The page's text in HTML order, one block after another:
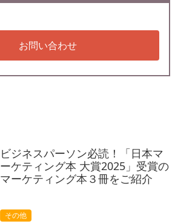
お問い合わせ
ビジネスパーソン必読！「日本マ
ーケティング本 大賞2025」受賞の
マーケティング本３冊をご紹介
その他